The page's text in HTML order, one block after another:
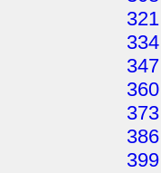
321
334
347
360
373
386
399